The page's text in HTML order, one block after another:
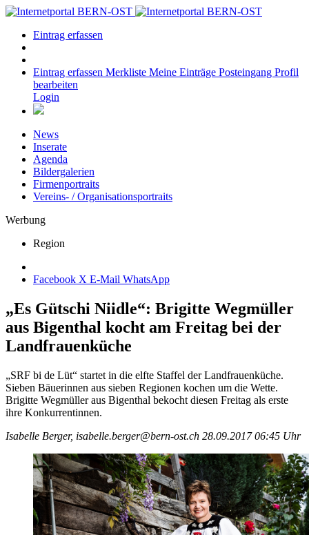
Eintrag erfassen
Eintrag erfassen Merkliste Meine Einträge Posteingang Profil
bearbeiten
Login
News
Inserate
Agenda
Bildergalerien
Firmenportraits
Vereins- / Organisationsportraits
Werbung
Region
Facebook X E-Mail WhatsApp
„Es Gütschi Niidle“: Brigitte Wegmüller
aus Bigenthal kocht am Freitag bei der
Landfrauenküche
„SRF bi de Lüt“ startet in die elfte Staffel der Landfrauenküche.
Sieben Bäuerinnen aus sieben Regionen kochen um die Wette.
Brigitte Wegmüller aus Bigenthal bekocht diesen Freitag als erste
ihre Konkurrentinnen.
Isabelle Berger, isabelle.berger@bern-ost.ch 28.09.2017 06:45 Uhr